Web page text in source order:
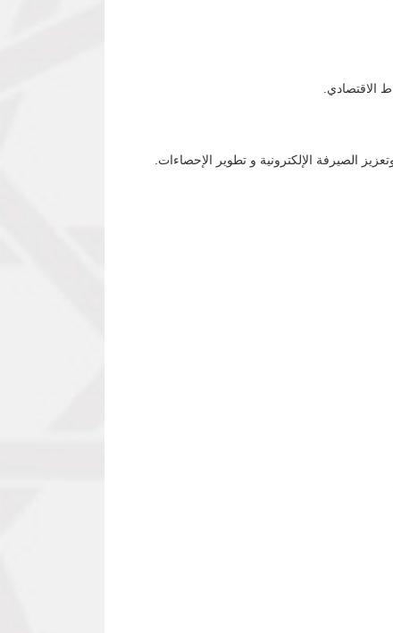
الاقتصادي.
الصيرفة الإلكترونية و تطوير الإحصاءات.